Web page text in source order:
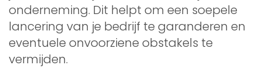
onderneming. Dit helpt om een soepele
lancering van je bedrijf te garanderen en
eventuele onvoorziene obstakels te
vermijden.